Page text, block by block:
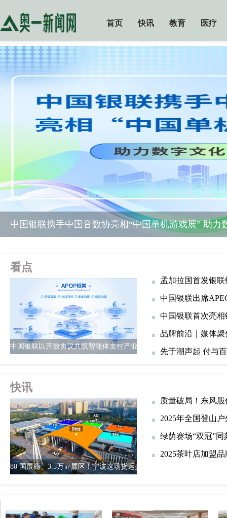
首页 快讯 教育 医疗
中国银联携手中国音数协亮相“中国单机游戏展” 助力
看点
中国银联以开放协议共筑智能体支付产业新范式
孟加拉国首发银
中国银联出席
中国银联首次亮
品牌前沿｜媒体
先于潮声起 付与
快讯
80 国展商、3.5万㎡展区！宁波这场货运盛会
质量破局！东风
2025年全国登山
绿荫赛场“双冠”
2025茶叶店加盟